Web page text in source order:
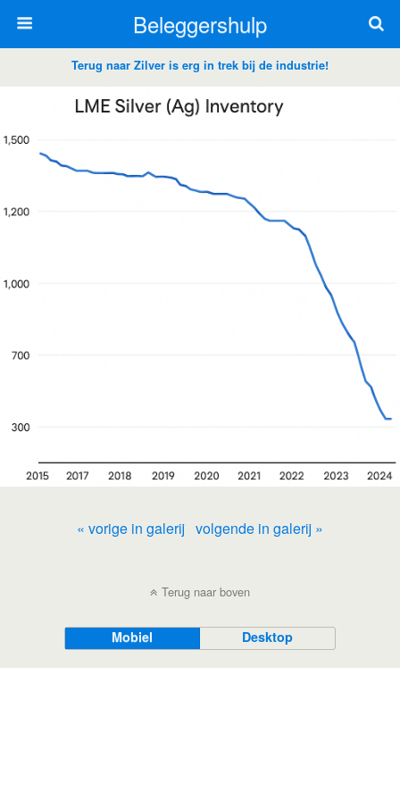
Beleggershulp
Terug naar Zilver is erg in trek bij de industrie!
« vorige in galerij volgende in galerij »
Terug naar boven
Mobiel Desktop